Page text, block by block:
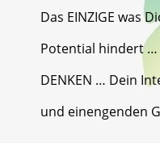
Das EINZIGE was
Potential hindert …
DENKEN … Dein
und einengenden